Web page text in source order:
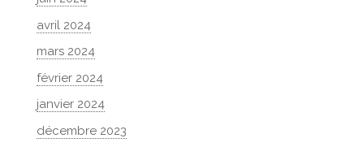
avril 2024
mars 2024
février 2024
janvier 2024
décembre 2023